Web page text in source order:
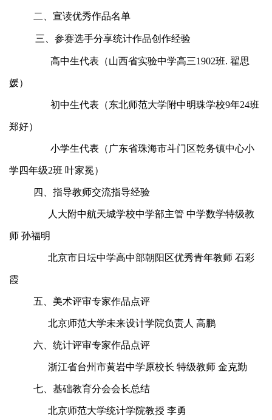
二、宣读优秀作品名单
三、参赛选手分享统计作品创作经验
高中生代表（山西省实验中学高三1902班. 翟思
媛）
初中生代表（东北师范大学附中明珠学校9年24班
郑好）
小学生代表（广东省珠海市斗门区乾务镇中心小
学四年级2班 叶家冕）
四、指导教师交流指导经验
人大附中航天城学校中学部主管 中学数学特级教
师 孙福明
北京市日坛中学高中部朝阳区优秀青年教师 石彩
霞
五、美术评审专家作品点评
北京师范大学未来设计学院负责人 高鹏
六、统计评审专家作品点评
浙江省台州市黄岩中学原校长 特级教师 金克勤
七、基础教育分会会长总结
北京师范大学统计学院教授 李勇